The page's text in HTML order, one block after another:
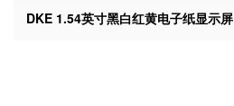
DKE 1.54英寸黑白红黄电子纸显示屏